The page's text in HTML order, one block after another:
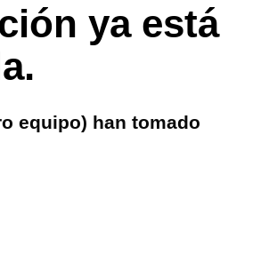
ya está
equipo) han tomado